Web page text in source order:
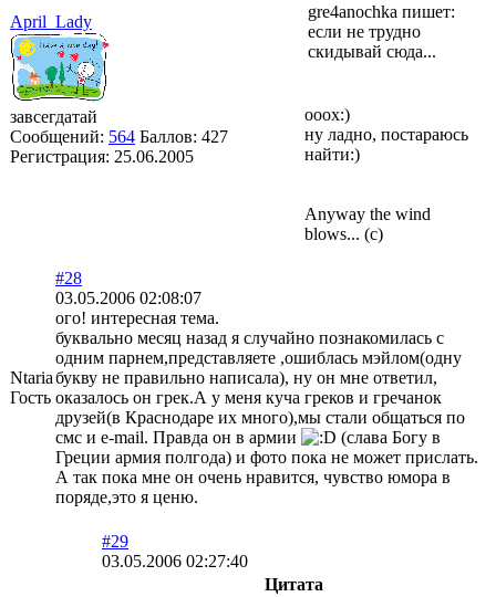
April_Lady
завсегдатай
Сообщений: 564 Баллов: 427
Регистрация: 25.06.2005
gre4anochka пишет:
если не трудно
скидывай сюда...
ооох:)
ну ладно, постараюсь
найти:)
Anyway the wind
blows... (с)
Ntaria
Гость
#28
03.05.2006 02:08:07
ого! интересная тема.
буквально месяц назад я случайно познакомилась с
одним парнем,представляете ,ошиблась мэйлом(одну
букву не правильно написала), ну он мне ответил,
оказалось он грек.А у меня куча греков и гречанок
друзей(в Краснодаре их много),мы стали общаться по
смс и e-mail. Правда он в армии
(слава Богу в
Греции армия полгода) и фото пока не может прислать.
А так пока мне он очень нравится, чувство юмора в
поряде,это я ценю.
#29
03.05.2006 02:27:40
Цитата